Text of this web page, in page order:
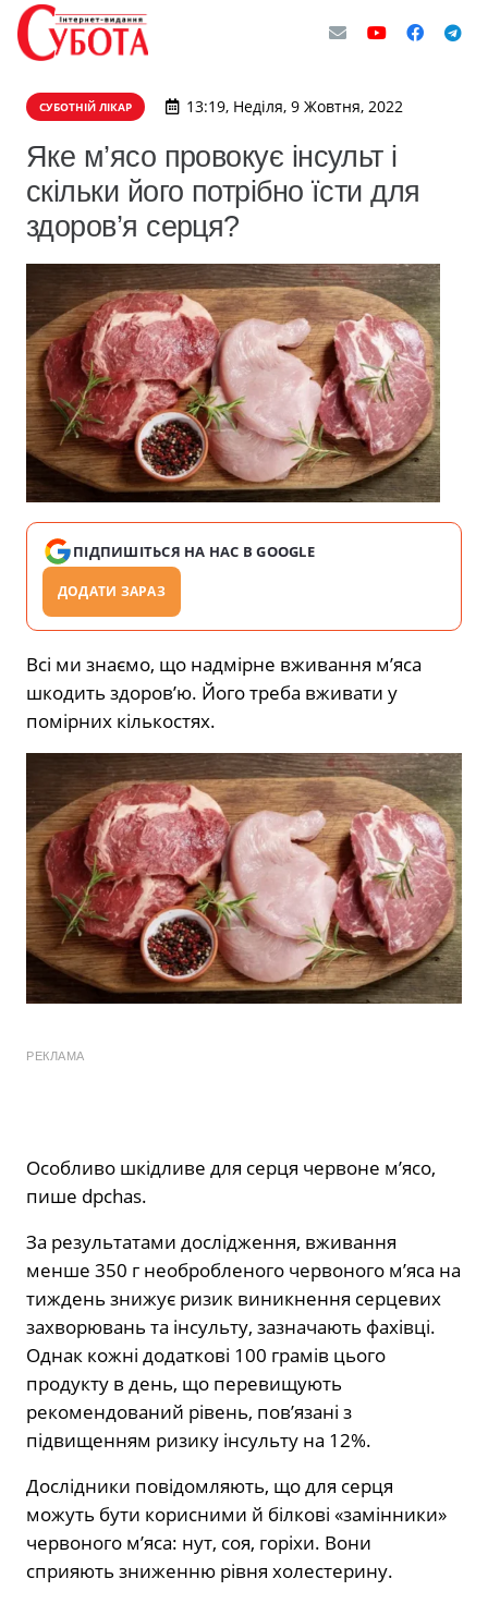
СУБОТНІЙ ЛІКАР 13:19, Неділя, 9 Жовтня, 2022
Яке м’ясо провокує інсульт і
скільки його потрібно їсти для
здоров’я серця?
ПІДПИШІТЬСЯ НА НАС В GOOGLE
ДОДАТИ ЗАРАЗ
Всі ми знаємо, що надмірне вживання м’яса
шкодить здоров’ю. Його треба вживати у
помірних кількостях.
РЕКЛАМА
Особливо шкідливе для серця червоне м’ясо,
пише dpchas.
За результатами дослідження, вживання
менше 350 г необробленого червоного м’яса на
тиждень знижує ризик виникнення серцевих
захворювань та інсульту, зазначають фахівці.
Однак кожні додаткові 100 грамів цього
продукту в день, що перевищують
рекомендований рівень, пов’язані з
підвищенням ризику інсульту на 12%.
Дослідники повідомляють, що для серця
можуть бути корисними й білкові «замінники»
червоного м’яса: нут, соя, горіхи. Вони
сприяють зниженню рівня холестерину.